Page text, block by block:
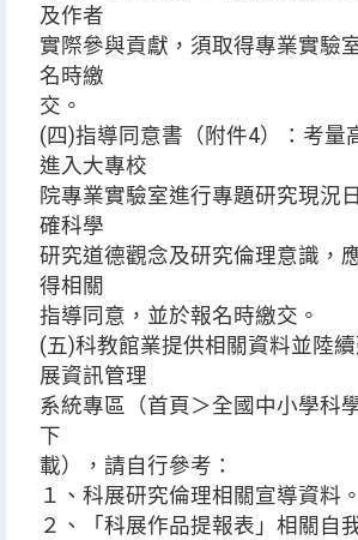
及作者
實際參與貢獻，須取得專業實驗
名時繳
交。
(四)指導同意書（附件4）：考量
進入大專校
院專業實驗室進行專題研究現況
確科學
研究道德觀念及研究倫理意識，
得相關
指導同意，並於報名時繳交。
(五)科教館業提供相關資料並陸
展資訊管理
系統專區（首頁＞全國中小學科
下
載），請自行參考：
１、科展研究倫理相關宣導資料。
２、「科展作品提報表」相關自